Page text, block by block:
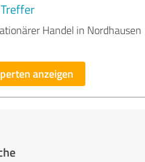
Handel in Nordhausen
anzeigen